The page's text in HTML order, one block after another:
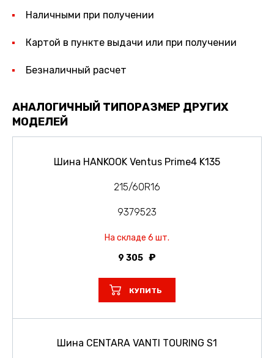
Наличными при получении
Картой в пункте выдачи или при получении
Безналичный расчет
АНАЛОГИЧНЫЙ ТИПОРАЗМЕР ДРУГИХ
МОДЕЛЕЙ
Шина HANKOOK Ventus Prime4 K135
215/60R16
9379523
На складе 6 шт.
9 305
КУПИТЬ
Шина CENTARA VANTI TOURING S1